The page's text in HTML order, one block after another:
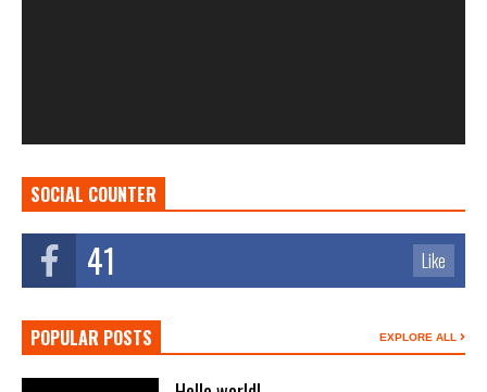
SOCIAL COUNTER
41 Like
POPULAR POSTS EXPLORE ALL